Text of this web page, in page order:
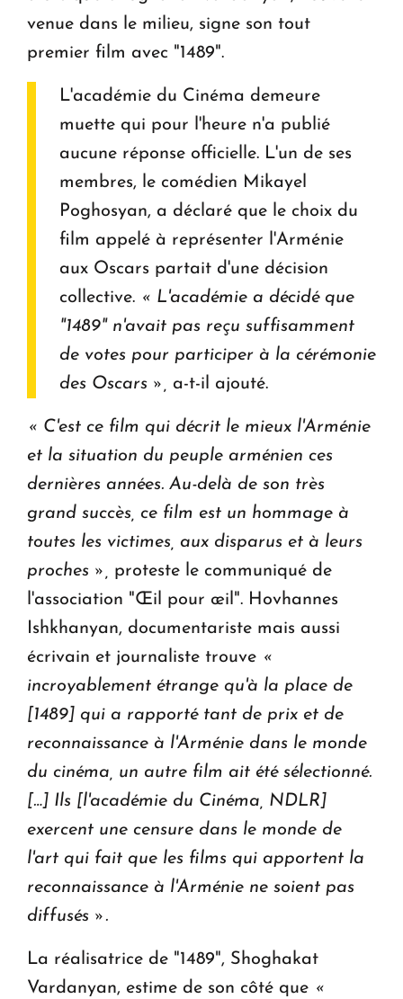
venue dans le milieu, signe son tout
premier film avec "1489".
L'académie du Cinéma demeure
muette qui pour l'heure n'a publié
aucune réponse officielle. L'un de ses
membres, le comédien Mikayel
Poghosyan, a déclaré que le choix du
film appelé à représenter l'Arménie
aux Oscars partait d'une décision
collective. « L'académie a décidé que
"1489" n'avait pas reçu suffisamment
de votes pour participer à la cérémonie
des Oscars », a-t-il ajouté.
« C'est ce film qui décrit le mieux l'Arménie
et la situation du peuple arménien ces
dernières années. Au-delà de son très
grand succès, ce film est un hommage à
toutes les victimes, aux disparus et à leurs
proches »,
proteste le communiqué de
l'association "Œil pour œil". Hovhannes
Ishkhanyan, documentariste mais aussi
écrivain et journaliste trouve «
incroyablement étrange qu'à la place de
[1489] qui a rapporté tant de prix et de
reconnaissance à l'Arménie dans le monde
du cinéma, un autre film ait été sélectionné.
[…] Ils [l'académie du Cinéma, NDLR]
exercent une censure dans le monde de
l'art qui fait que les films qui apportent la
reconnaissance à l'Arménie ne soient pas
diffusés ».
La réalisatrice de "1489", Shoghakat
Vardanyan, estime de son côté que «